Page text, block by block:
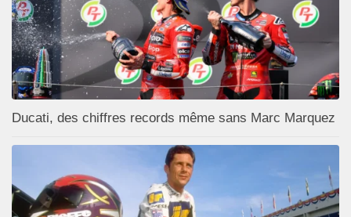
Ducati, des chiffres records même sans Marc Marquez